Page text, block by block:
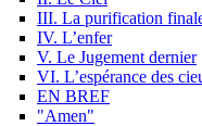
III. La purification
IV. L’enfer
V. Le Jugement dernier
VI. L’espérance des
EN BREF
"Amen"